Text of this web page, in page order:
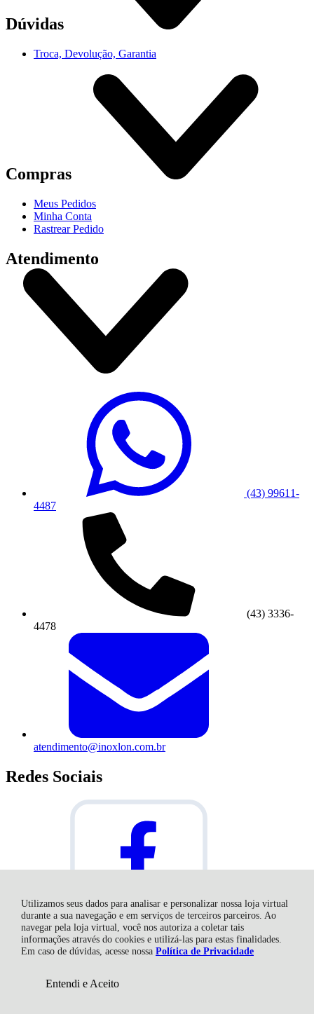
Utilizamos seus dados para analisar e personalizar nossa loja virtual
durante a sua navegação e em serviços de terceiros parceiros. Ao
navegar pela loja virtual, você nos autoriza a coletar tais
informações através do cookies e utilizá-las para estas finalidades.
Em caso de dúvidas, acesse nossa Política de Privacidade
Entendi e Aceito
Dúvidas
Troca, Devolução, Garantia
Compras
Meus Pedidos
Minha Conta
Rastrear Pedido
Atendimento
(43) 99611-
4487
(43) 3336-
4478
atendimento@inoxlon.com.br
Redes Sociais
R$ 1.072,29
à vista no boleto ou pix
(7% Desconto)
Economize R$ 80,71
à vista no cartão
COMPRAR